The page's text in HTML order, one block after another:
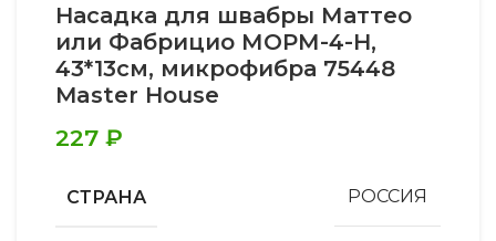
Насадка для швабры Маттео
или Фабрицио МОРМ-4-Н,
43*13см, микрофибра 75448
Master House
227 ₽
СТРАНА РОССИЯ